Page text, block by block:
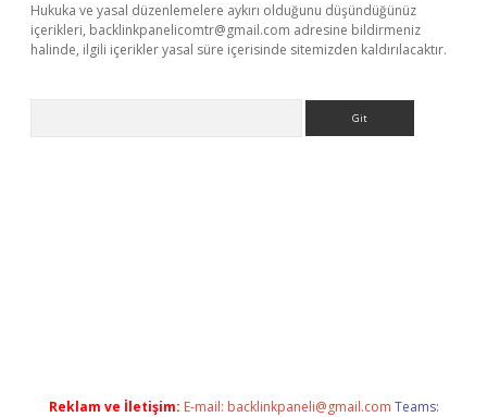
Hukuka ve yasal düzenlemelere aykırı olduğunu düşündüğünüz
içerikleri, backlinkpanelicomtr@gmail.com adresine bildirmeniz
halinde, ilgili içerikler yasal süre içerisinde sitemizden kaldırılacaktır.
Reklam ve İletişim: E-mail: backlinkpaneli@gmail.com Teams: